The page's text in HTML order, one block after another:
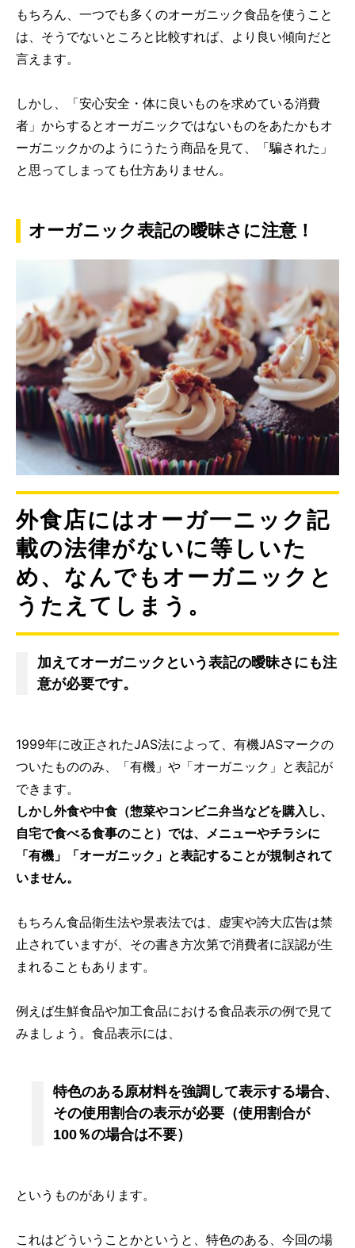
もちろん、一つでも多くのオーガニック食品を使うこと
は、そうでないところと比較すれば、より良い傾向だと
言えます。
しかし、「安心安全・体に良いものを求めている消費
者」からするとオーガニックではないものをあたかもオ
ーガニックかのようにうたう商品を見て、「騙された」
と思ってしまっても仕方ありません。
オーガニック表記の曖昧さに注意！
外食店にはオーガ一ニック記
載の法律がないに等しいた
め、なんでもオーガニックと
うたえてしまう。
加えてオーガニックという表記の曖昧さにも注
意が必要です。
1999年に改正されたJAS法によって、有機JASマークの
ついたもののみ、「有機」や「オーガニック」と表記が
できます。
しかし外食や中食（惣菜やコンビニ弁当などを購入し、
自宅で食べる食事のこと）では、メニューやチラシに
「有機」「オーガニック」と表記することが規制されて
いません。
もちろん食品衛生法や景表法では、虚実や誇大広告は禁
止されていますが、その書き方次第で消費者に誤認が生
まれることもあります。
例えば生鮮食品や加工食品における食品表示の例で見て
みましょう。食品表示には、
特色のある原材料を強調して表示する場合、
その使用割合の表示が必要（使用割合が
100％の場合は不要）
というものがあります。
これはどういうことかというと、特色のある、今回の場